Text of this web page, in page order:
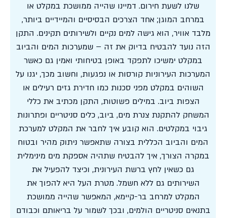
שלנו לשעת חירום. דמיינו שהייה ממושכת במקלט או
במרחב המוגן; אחד הצרכים הבסיסיים והמיידיים ביותר,
מלבד אוויר, הוא גישה למים נקיים ולשירותים תקינים. התקן
הזה נועד להבטיח בדיוק את זה – שמערכות המים והביוב
במקלט ימשיכו לתפקד באופן בטיחותי ואמין גם כאשר
המערכות העירוניות קורסות או נפגעות, וחשוב מכך, יגנו על
השוהים במקלט מפני סכנות כמו חדירת גזים רעילים או
הצפות ביוב. במילים פשוטות, התקן מכתיב את כללי
המשחק להתקנת צנרת מים, ביוב, כלים סניטריים ופתרונות
גיבוי במקלטים. הוא קובע איך לחבר את המקלט למערכת
המים והביוב הכללית בצורה שתאפשר ניתוק מהיר ובטוח
במקרה הצורך, איך להבטיח שתהיה אספקת מים מינימלית
גם כשאין לחץ ברשת העירונית, וכיצד להפעיל את
השירותים גם ללא חשמל. מטרת העל היא להפוך את
המקלט למרחב בר-קיימא, המאפשר שהייה ממושכת
בתנאים סניטריים הולמים, ובכך לשמור על בריאותם וכבודם